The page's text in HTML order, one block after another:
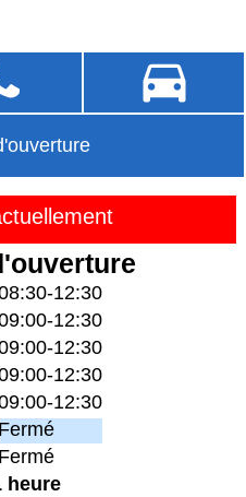
12:30
12:30
12:30
12:30
12:30
Fermé
Fermé
heure